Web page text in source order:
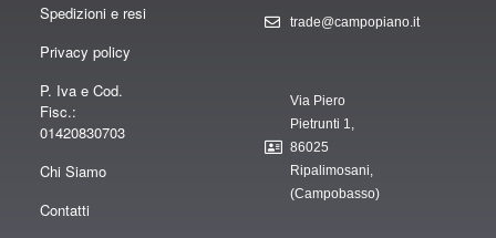
Spedizioni e resi
Privacy policy
P. Iva e Cod.
Fisc.:
01420830703
Chi Siamo
Contatti
trade@campopiano.it
Via Piero
Pietrunti 1,
86025
Ripalimosani,
(Campobasso)